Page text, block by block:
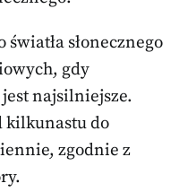
słonecznego
gdy
najsilniejsze.
kilkunastu do
zgodnie z